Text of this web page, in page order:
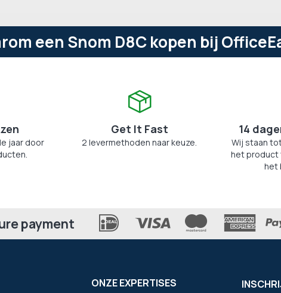
een Snom D8C kopen bij
jaar door
Get It Fast
2 levermethoden naar keuze.
14
Wij staan
het product
het
payment
ONZE EXPERTISES